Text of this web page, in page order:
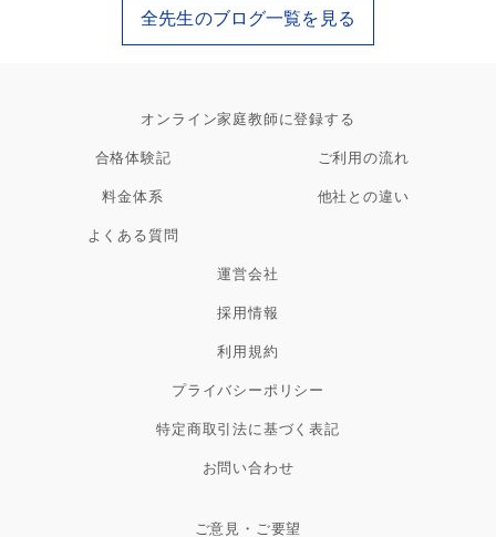
全先生のブログ一覧を見る
オンライン家庭教師に登録する
合格体験記
ご利用の流れ
料金体系
他社との違い
よくある質問
運営会社
採用情報
利用規約
プライバシーポリシー
特定商取引法に基づく表記
お問い合わせ
ご意見・ご要望